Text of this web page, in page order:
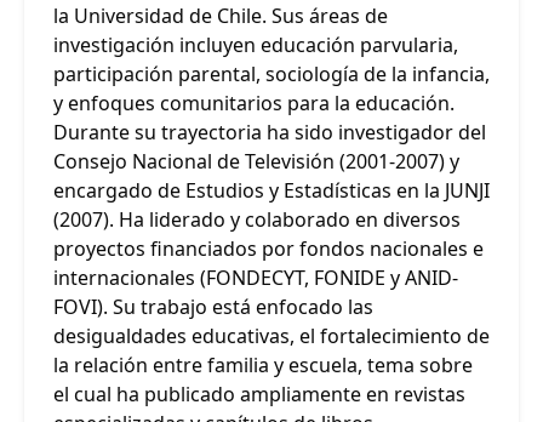
la Universidad de Chile. Sus áreas de
investigación incluyen educación parvularia,
participación parental, sociología de la infancia,
y enfoques comunitarios para la educación.
Durante su trayectoria ha sido investigador del
Consejo Nacional de Televisión (2001-2007) y
encargado de Estudios y Estadísticas en la JUNJI
(2007). Ha liderado y colaborado en diversos
proyectos financiados por fondos nacionales e
internacionales (FONDECYT, FONIDE y ANID-
FOVI). Su trabajo está enfocado las
desigualdades educativas, el fortalecimiento de
la relación entre familia y escuela, tema sobre
el cual ha publicado ampliamente en revistas